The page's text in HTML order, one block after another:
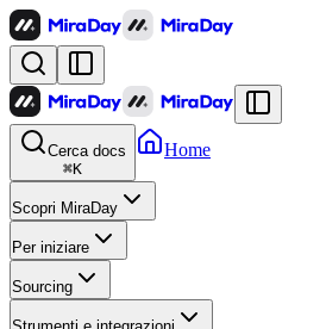
Cerca docs
⌘K
Home
Scopri MiraDay
Per iniziare
Sourcing